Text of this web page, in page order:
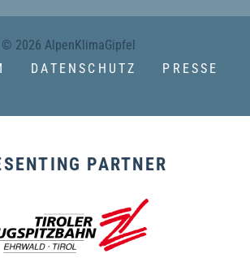
© 2026 AlpenKlimaGipfel
DATENSCHUTZ PRESSE
PARTNER